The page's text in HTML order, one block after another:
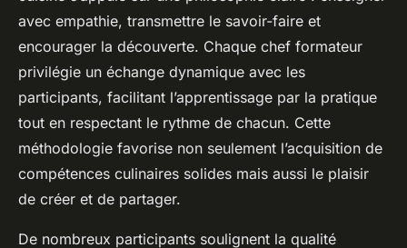
avec empathie, transmettre le savoir-faire et
encourager la découverte. Chaque chef formateur
privilégie un échange dynamique avec les
participants, facilitant l’apprentissage par la pratique
tout en respectant le rythme de chacun. Cette
méthodologie favorise non seulement l’acquisition de
compétences culinaires solides mais aussi le plaisir
de créer et de partager.
De nombreux participants soulignent la qualité